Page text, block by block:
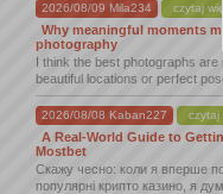
2026/08/09 Mila234 czytaj
Why meaningful moments
photography
I think the best photographs are
beautiful locations or perfect
2026/08/08 Kaban227 czytaj
A Real-World Guide to
Mostbet
Скажу чесно: коли я вперше
популярні крипто казино, я